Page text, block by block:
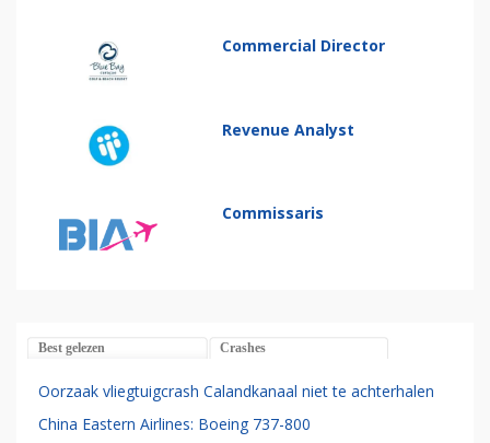
Commercial Director
Revenue Analyst
Commissaris
Best gelezen Crashes
Oorzaak vliegtuigcrash Calandkanaal niet te achterhalen
China Eastern Airlines: Boeing 737-800